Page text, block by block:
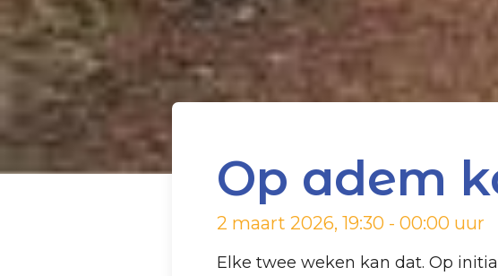
Op adem
2 maart 2026, 19:30 - 00:00 uur
Elke twee weken kan dat. Op